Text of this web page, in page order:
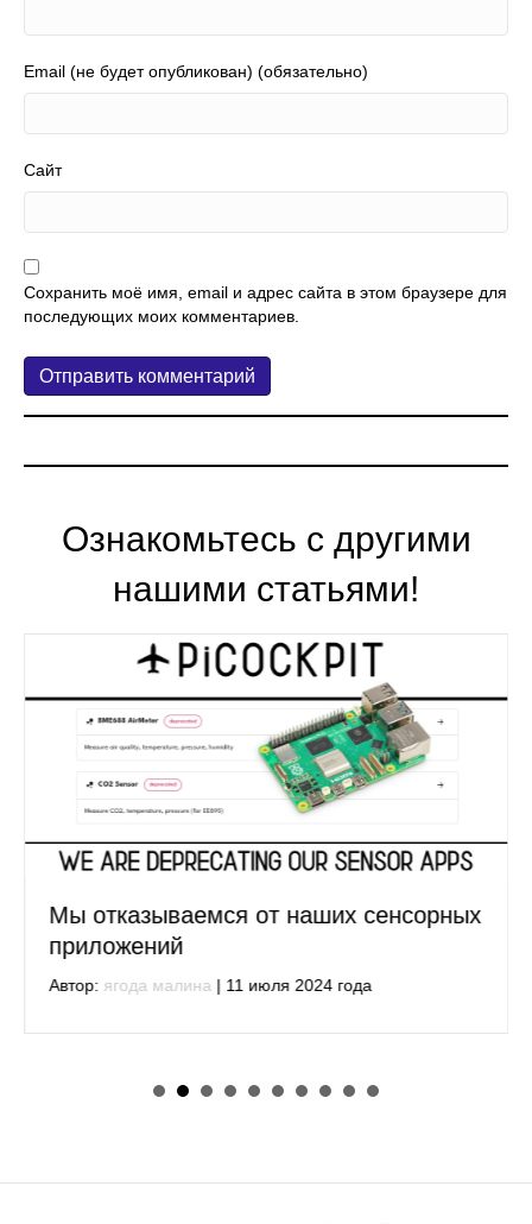
Email (не будет опубликован) (обязательно)
Сайт
Сохранить моё имя, email и адрес сайта в этом браузере для
последующих моих комментариев.
Ознакомьтесь с другими
нашими статьями!
Мы отказываемся от наших сенсорных
приложений
Автор: ягода малина | 11 июля 2024 года